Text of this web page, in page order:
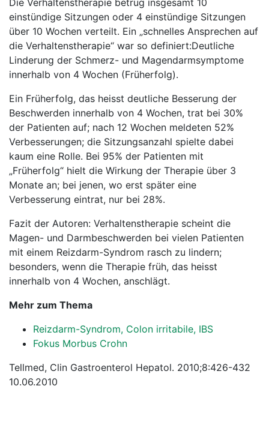
Die Verhaltenstherapie betrug insgesamt 10
einstündige Sitzungen oder 4 einstündige Sitzungen
über 10 Wochen verteilt. Ein „schnelles Ansprechen auf
die Verhaltenstherapie“ war so definiert:Deutliche
Linderung der Schmerz- und Magendarmsymptome
innerhalb von 4 Wochen (Früherfolg).
Ein Früherfolg, das heisst deutliche Besserung der
Beschwerden innerhalb von 4 Wochen, trat bei 30%
der Patienten auf; nach 12 Wochen meldeten 52%
Verbesserungen; die Sitzungsanzahl spielte dabei
kaum eine Rolle. Bei 95% der Patienten mit
„Früherfolg“ hielt die Wirkung der Therapie über 3
Monate an; bei jenen, wo erst später eine
Verbesserung eintrat, nur bei 28%.
Fazit der Autoren: Verhaltenstherapie scheint die
Magen- und Darmbeschwerden bei vielen Patienten
mit einem Reizdarm-Syndrom rasch zu lindern;
besonders, wenn die Therapie früh, das heisst
innerhalb von 4 Wochen, anschlägt.
Mehr zum Thema
Reizdarm-Syndrom, Colon irritabile, IBS
Fokus Morbus Crohn
Tellmed, Clin Gastroenterol Hepatol. 2010;8:426-432
10.06.2010